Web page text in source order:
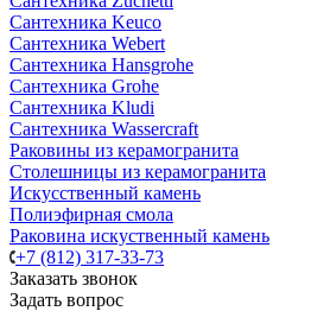
Сантехника Keuco
Сантехника Webert
Сантехника Hansgrohe
Сантехника Grohe
Сантехника Kludi
Сантехника Wassercraft
Раковины из керамогранита
Столешницы из керамогранита
Искусственный камень
Полиэфирная смола
Раковина искуственный камень
+7 (812) 317-33-73
Заказать звонок
Задать вопрос